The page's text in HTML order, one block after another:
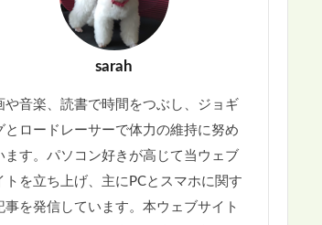
sarah
や音楽、読書で時間をつぶし、ジョギ
とロードレーサーで体力の維持に努め
ます。パソコン好きが高じて当ウェブ
トを立ち上げ、主にPCとスマホに関す
事を発信しています。本ウェブサイト